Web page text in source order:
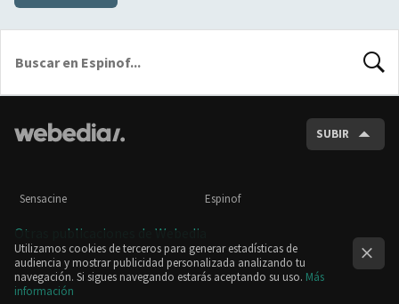
SUBIR
Sensacine Espinof
Otras publicaciones de Webedia
Utilizamos cookies de terceros para generar estadísticas de
audiencia y mostrar publicidad personalizada analizando tu
navegación. Si sigues navegando estarás aceptando su uso. Más
información